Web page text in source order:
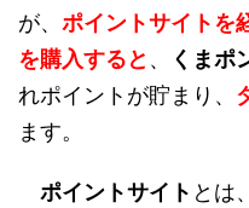
が、 ポイントサイトを
を購入すると 、 くまポ
れポイントが貯まり、
ます。
ポイントサイト とは